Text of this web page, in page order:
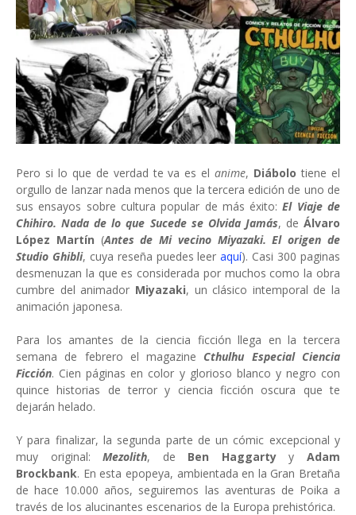
Pero si lo que de verdad te va es elanime, Diábolotiene el
orgullo de lanzar nada menos que la tercera edición de uno de
sus ensayos sobre cultura popular de más éxito:El Viaje de
Chihiro. Nada de lo que Sucede se Olvida Jamás, deÁlvaro
López Martín (Antes de Mi vecino Miyazaki. El origen de
Studio Ghibli, cuya reseña puedes leeraquí). Casi 300 paginas
desmenuzan la que es considerada por muchos como la obra
cumbre del animador Miyazaki, un clásico intemporal de la
animación japonesa.
Para los amantes de la ciencia ficción llega en la tercera
semana de febrero el magazine Cthulhu Especial Ciencia
Ficción. Cien páginas en color y glorioso blanco y negro con
quince historias de terror y ciencia ficción oscura que te
dejarán helado.
Y para finalizar, la segunda parte de un cómic excepcional y
muy original:Mezolith, de Ben HaggartyyAdam
Brockbank. En esta epopeya, ambientada en la Gran Bretaña
de hace 10.000 años, seguiremos las aventuras de Poika a
través de los alucinantes escenarios de la Europa prehistórica.